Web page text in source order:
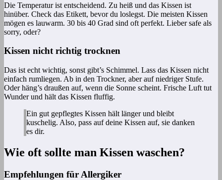
Die Temperatur ist entscheidend. Zu heiß und das Kissen ist
hinüber. Check das Etikett, bevor du loslegst. Die meisten Kissen
mögen es lauwarm. 30 bis 40 Grad sind oft perfekt. Lieber safe als
sorry, oder?
Kissen nicht richtig trocknen
Das ist echt wichtig, sonst gibt’s Schimmel. Lass das Kissen nicht
einfach rumliegen. Ab in den Trockner, aber auf niedriger Stufe.
Oder häng’s draußen auf, wenn die Sonne scheint. Frische Luft tut
Wunder und hält das Kissen fluffig.
Ein gut gepflegtes Kissen hält länger und bleibt
kuschelig. Also, pass auf deine Kissen auf, sie danken
es dir.
Wie oft sollte man Kissen waschen?
Empfehlungen für Allergiker